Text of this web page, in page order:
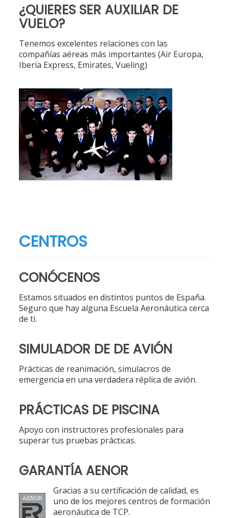
¿QUIERES SER AUXILIAR DE
VUELO?
Tenemos excelentes relaciones con las
compañías aéreas más importantes (Air Europa,
Iberia Express, Emirates, Vueling)
CENTROS
CONÓCENOS
Estamos situados en distintos puntos de España.
Seguro que hay alguna Escuela Aeronáutica cerca
de ti.
SIMULADOR DE DE AVIÓN
Prácticas de reanimación, simulacros de
emergencia en una verdadera réplica de avión.
PRÁCTICAS DE PISCINA
Apoyo con instructores profesionales para
superar tus pruebas prácticas.
GARANTÍA AENOR
Gracias a su certificación de calidad, es
uno de los mejores centros de formación
aeronáutica de TCP.